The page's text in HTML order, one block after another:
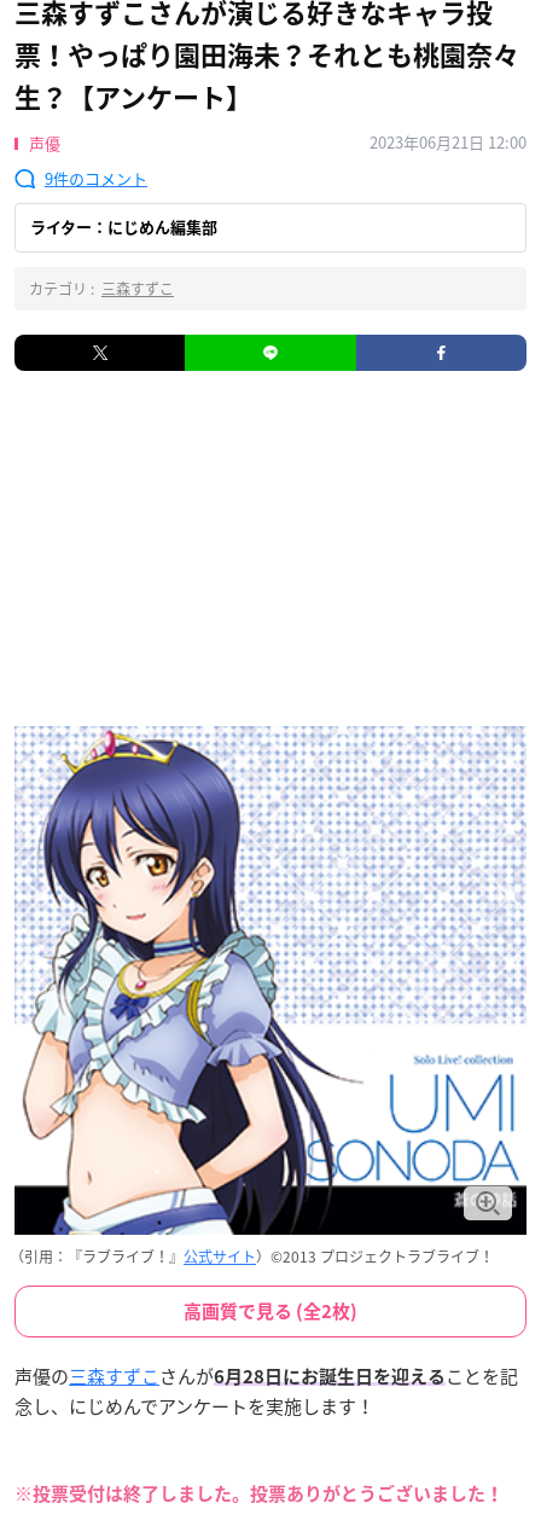
三森すずこさんが演じる好きなキャラ投
票！やっぱり園田海未？それとも桃園奈々
生？【アンケート】
声優
2023年06月21日 12:00
9
ライター：にじめん編集部
カテゴリ : 三森すずこ
（引用：『ラブライブ！』 公式サイト）©2013 プロジェクトラブライブ！
高画質で見る (全2枚)
声優の三森すずこさんが6月28日にお誕生日を迎える ことを記
念し、にじめんでアンケートを実施します！
※投票受付は終了しました。投票ありがとうございました！